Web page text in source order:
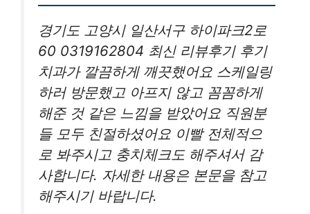
경기도 고양시 일산서구 하이파크2로
60 0319162804 최신 리뷰후기 후기
치과가 깔끔하게 깨끗했어요 스케일링
하러 방문했고 아프지 않고 꼼꼼하게
해준 것 같은 느낌을 받았어요 직원분
들 모두 친절하셨어요 이빨 전체적으
로 봐주시고 충치체크도 해주셔서 감
사합니다. 자세한 내용은 본문을 참고
해주시기 바랍니다.